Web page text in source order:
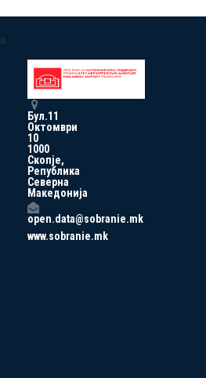
a
Бул.11
Октомври
10
1000
Скопје,
Република
Северна
Македонија
open.data@sobranie.mk
www.sobranie.mk